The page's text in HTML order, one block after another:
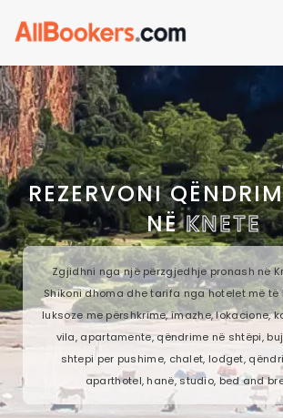
REZERVONI
NËKNETE
Zgjidhni nga një përzgjedhje pronash në
Shikoni dhoma dhe tarifa nga hotelet më
luksoze me përshkrime, imazhe, lokacione,
vila, apartamente, qëndrime në shtëpi,
shtepi per pushime, chalet, lodget,
aparthotel, hanë, studio, bed and